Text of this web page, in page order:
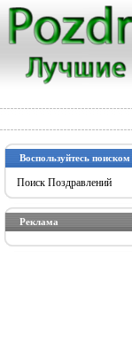
Воспользуйтесь поиском
Реклама